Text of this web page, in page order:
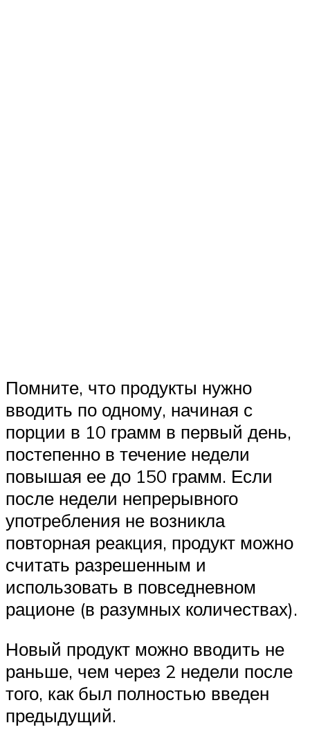
Помните, что продукты нужно
вводить по одному, начиная с
порции в 10 грамм в первый день,
постепенно в течение недели
повышая ее до 150 грамм. Если
после недели непрерывного
употребления не возникла
повторная реакция, продукт можно
считать разрешенным и
использовать в повседневном
рационе (в разумных количествах).
Новый продукт можно вводить не
раньше, чем через 2 недели после
того, как был полностью введен
предыдущий.